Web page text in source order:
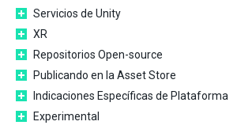
Servicios de Unity
XR
Repositorios Open-source
Publicando en la Asset Store
Indicaciones Específicas de Plataforma
Experimental